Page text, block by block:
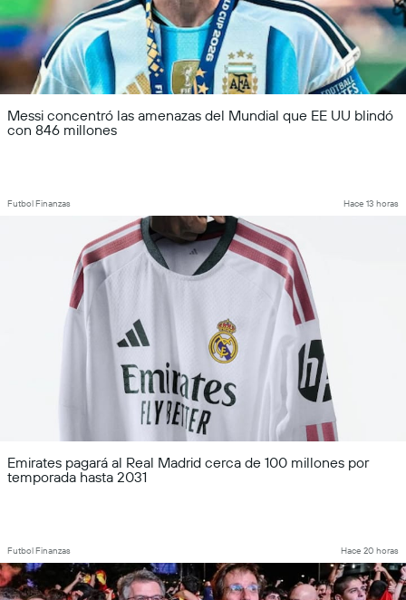
Messi concentró las amenazas del Mundial que EE UU blindó
con 846 millones
Futbol Finanzas Hace 13 horas
Emirates pagará al Real Madrid cerca de 100 millones por
temporada hasta 2031
Futbol Finanzas Hace 20 horas